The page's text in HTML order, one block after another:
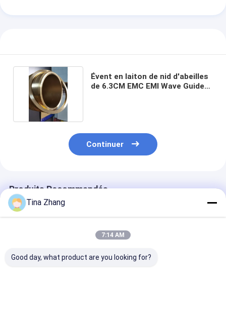
Évent en laiton de nid d'abeilles
de 6.3CM EMC EMI Wave Guide
Continuer
Produits Recommandés
Tina Zhang
7:14 AM
Good day, what product are you looking for?